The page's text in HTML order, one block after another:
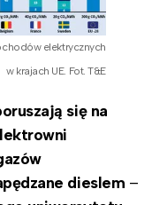
elektrycznych
w krajach UE. Fot. T&E
się na
dieslem –